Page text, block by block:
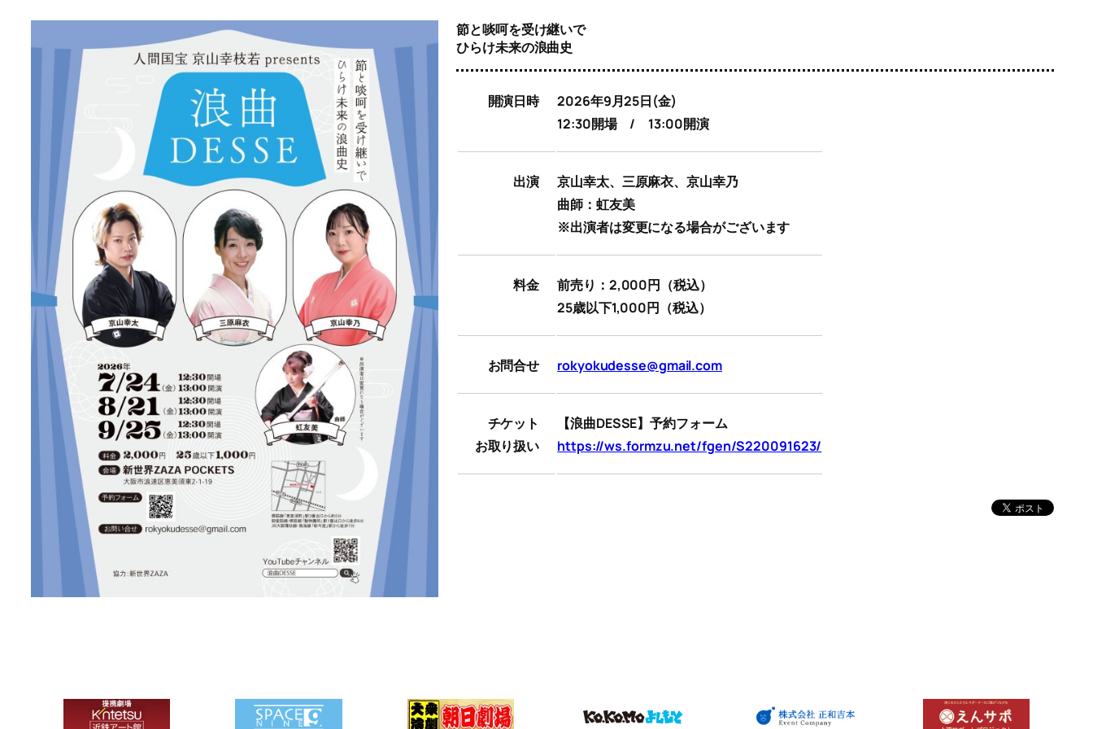
節と啖呵を受け継いで
ひらけ未来の浪曲史
開演日時
2026年9月25日(金)
12:30開場 / 13:00開演
出演
京山幸太、三原麻衣、京山幸乃
曲師：虹友美
※出演者は変更になる場合がございます
料金
前売り：2,000円（税込）
25歳以下1,000円（税込）
お問合せ rokyokudesse@gmail.com
チケット
お取り扱い
【浪曲DESSE】予約フォーム
https://ws.formzu.net/fgen/S220091623/